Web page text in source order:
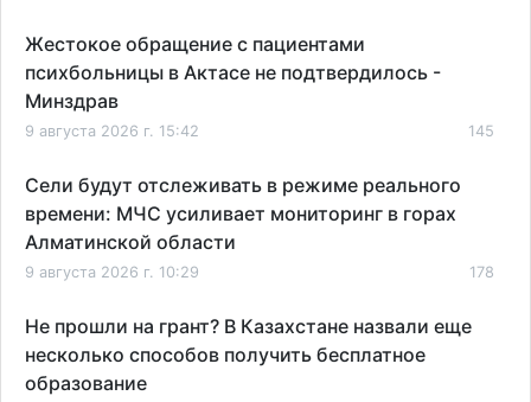
Жестокое обращение с пациентами
психбольницы в Актасе не подтвердилось -
Минздрав
9 августа 2026 г. 15:42 145
Сели будут отслеживать в режиме реального
времени: МЧС усиливает мониторинг в горах
Алматинской области
9 августа 2026 г. 10:29 178
Не прошли на грант? В Казахстане назвали еще
несколько способов получить бесплатное
образование